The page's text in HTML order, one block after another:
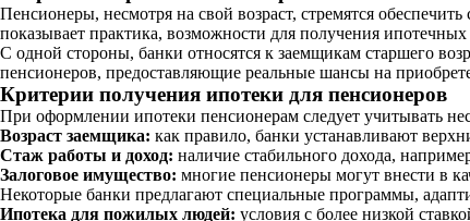
Пенсионеры, несмотря на свой возраст, стремятся
показывает практика, возможности для получения
С одной стороны, банки относятся к заемщикам старшего
пенсионеров, предоставляющие реальные шансы на
Критерии получения ипотеки для пенсионеров
При оформлении ипотеки пенсионерам следует учитывать
Возраст заемщика: как правило, банки устанавливают
Стаж работы и доход: наличие стабильного дохода,
Залоговое имущество: многие пенсионеры могут внести в
Некоторые банки предлагают специальные программы,
Ипотека для пожилых людей: условия с более низкой